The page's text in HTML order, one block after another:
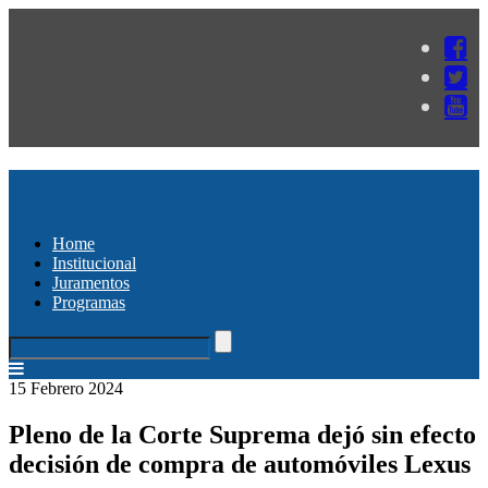
Home
Institucional
Juramentos
Programas
15 Febrero 2024
Pleno de la Corte Suprema dejó sin efecto
decisión de compra de automóviles Lexus